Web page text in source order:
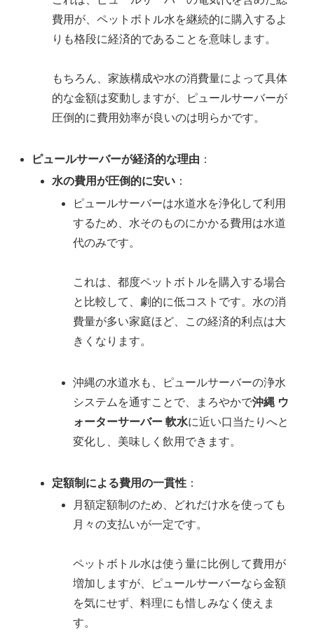
費用が、ペットボトル水を継続的に購入するよ
りも格段に経済的であることを意味します。
もちろん、家族構成や水の消費量によって具体
的な金額は変動しますが、ピュールサーバーが
圧倒的に費用効率が良いのは明らかです。
ピュールサーバーが経済的な理由 ：
水の費用が圧倒的に安い ：
ピュールサーバーは水道水を浄化して利用
するため、水そのものにかかる費用は水道
代のみです。
これは、都度ペットボトルを購入する場合
と比較して、劇的に低コストです。水の消
費量が多い家庭ほど、この経済的利点は大
きくなります。
沖縄の水道水も、ピュールサーバーの浄水
システムを通すことで、まろやかで沖縄 ウ
ォーターサーバー 軟水に近い口当たりへと
変化し、美味しく飲用できます。
定額制による費用の一貫性 ：
月額定額制のため、どれだけ水を使っても
月々の支払いが一定です。
ペットボトル水は使う量に比例して費用が
増加しますが、ピュールサーバーなら金額
を気にせず、料理にも惜しみなく使えま
す。